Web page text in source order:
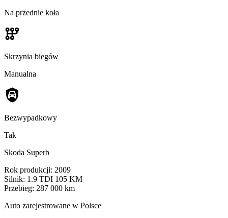
Na przednie koła
Skrzynia biegów
Manualna
Bezwypadkowy
Tak
Skoda Superb
Rok produkcji: 2009
Silnik: 1.9 TDI 105 KM
Przebieg: 287 000 km
Auto zarejestrowane w Polsce